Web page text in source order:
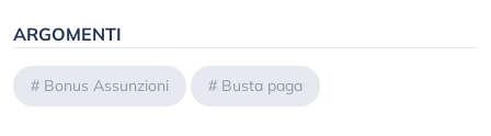
ARGOMENTI
# Bonus Assunzioni # Busta paga